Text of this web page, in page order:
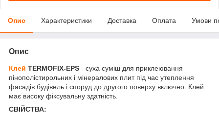
Опис Характеристики Доставка Оплата Умови
Опис
Клей TERMOFIX-EPS - суха суміш для приклеювання
пінополістирольних і мінералових плит під час утеплення
фасадів будівель і споруд до другого поверху включно. Клей
має високу фіксувальну здатність.
СВІЙСТВА: